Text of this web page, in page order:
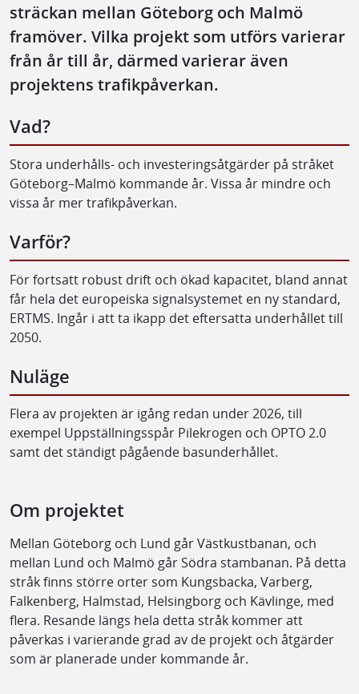
sträckan mellan Göteborg och Malmö
framöver. Vilka projekt som utförs varierar
från år till år, därmed varierar även
projektens trafikpåverkan.
Vad?
Stora underhålls- och investeringsåtgärder på stråket
Göteborg–Malmö kommande år. Vissa år mindre och
vissa år mer trafikpåverkan.
Varför?
För fortsatt robust drift och ökad kapacitet, bland annat
får hela det europeiska signalsystemet en ny standard,
ERTMS. Ingår i att ta ikapp det eftersatta underhållet till
2050.
Nuläge
Flera av projekten är igång redan under 2026, till
exempel Uppställningsspår Pilekrogen och OPTO 2.0
samt det ständigt pågående basunderhållet.
Om projektet
Mellan Göteborg och Lund går Västkustbanan, och
mellan Lund och Malmö går Södra stambanan. På detta
stråk finns större orter som Kungsbacka, Varberg,
Falkenberg, Halmstad, Helsingborg och Kävlinge, med
flera. Resande längs hela detta stråk kommer att
påverkas i varierande grad av de projekt och åtgärder
som är planerade under kommande år.